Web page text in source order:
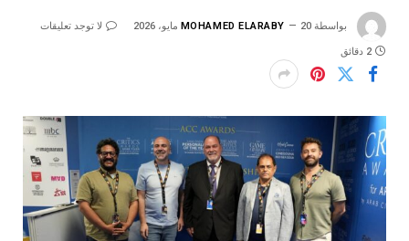
بواسطة MOHAMED ELARABY 20 مايو، 2026 لا توجد تعليقات
2 دقائق